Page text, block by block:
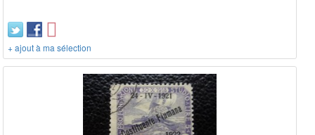
+ ajout à ma sélection